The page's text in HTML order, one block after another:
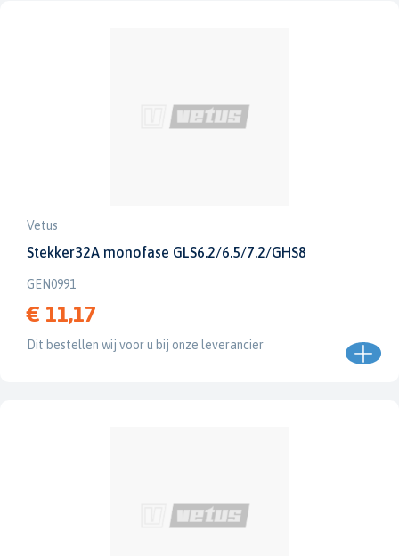
Vetus
Stekker32A monofase GLS6.2/6.5/7.2/GHS8
GEN0991
€ 11,17
Dit bestellen wij voor u bij onze leverancier